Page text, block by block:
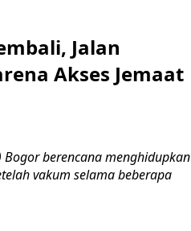
Jalan
Akses Jemaat
Bogor berencana menghidupkan
vakum selama beberapa